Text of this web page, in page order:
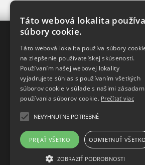
DISTRIBÚTOR v SR
pre značky
XRAY a HUDY
INFO
DODANIE TOVARU
Prepnúť zobrazenie na
Copyright 2015 - 2026 © Xray-
Táto webová lokalita používa
súbory cookie.
Táto webová lokalita používa súbory
na zlepšenie používateľskej skúsenosti.
Používaním našej webovej lokality
vyjadrujete súhlas s používaním všetkých
súborov cookie v súlade s našimi zásadami
používania súborov cookie. Prečítať viac
NEVYHNUTNE POTREBNÉ
PRIJAŤ VŠETKO ODMIETNUŤ VŠETKO
ZOBRAZIŤ PODROBNOSTI